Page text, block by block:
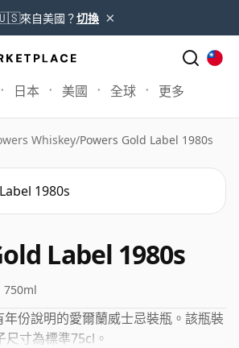
來自美國？切換 ×
日本 美國 全球 更多
Whiskey/Powers Gold Label 1980s
Label 1980s
750ml
份說明的愛爾蘭威士忌裝瓶。該瓶裝
尺寸為標準75cl。